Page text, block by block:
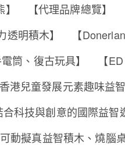
【代理品牌總覽】
透明積木】
【
筒、復古玩具】
【
港兒童發展元素趣味益
合科技與創意的國際益智
動擬真益智積木、燒腦桌